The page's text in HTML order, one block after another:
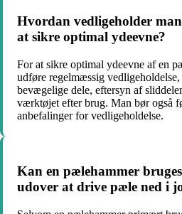
Hvordan vedligeholder
at sikre optimal ydeevne?
For at sikre optimal ydeevne af en
udføre regelmæssig
bevægelige dele, eftersyn af
værktøjet efter brug. Man bør også
anbefalinger for vedligeholdelse.
Kan en pælehammer
udover at drive pæle ned i